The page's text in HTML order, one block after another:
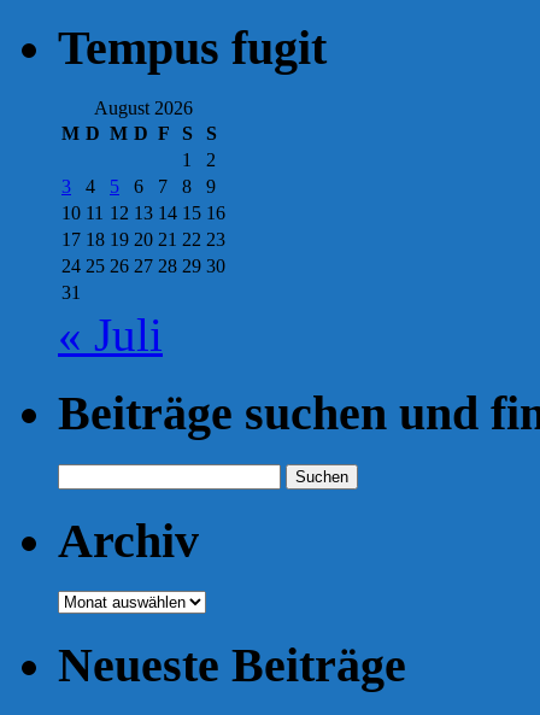
Tempus fugit
August 2026
M D M D F S
S
1
2
3
4 5 6 7 8
9
10 11 12 13 14 15 16
17 18 19 20 21 22 23
24 25 26 27 28 29 30
31
« Juli
Beiträge suchen und
nach:
Archiv
Archiv
Neueste Beiträge